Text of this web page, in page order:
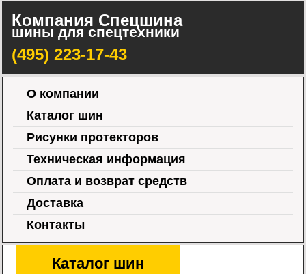
Компания Спецшина
шины для спецтехники
(495) 223-17-43
О компании
Каталог шин
Рисунки протекторов
Техническая информация
Оплата и возврат средств
Доставка
Контакты
Каталог шин